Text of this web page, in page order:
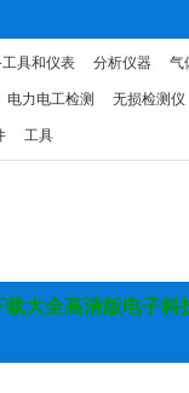
具和仪表 分析仪器 气
电力电工检测 无损检测仪
工具
载大全高清版电